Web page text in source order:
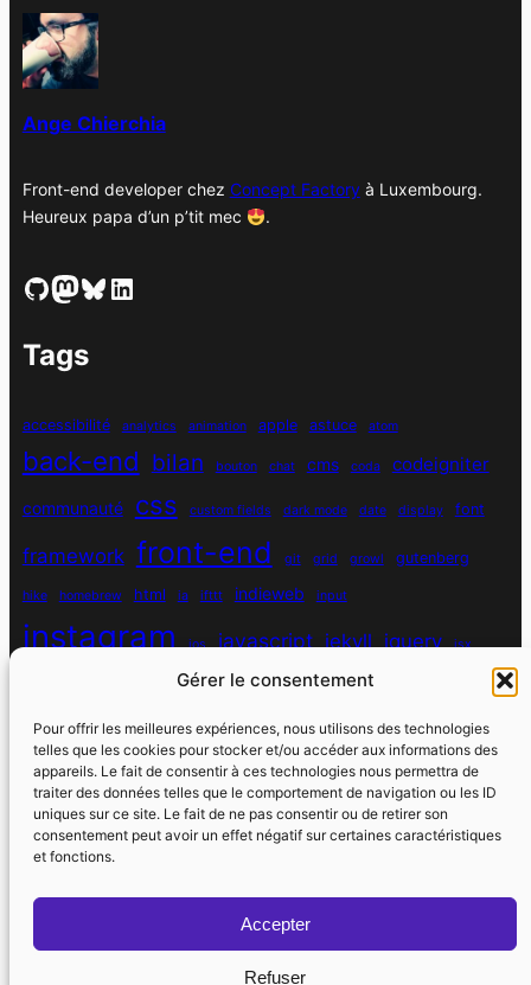
Gérer le consentement
Pour offrir les meilleures expériences, nous utilisons des technologies
telles que les cookies pour stocker et/ou accéder aux informations des
appareils. Le fait de consentir à ces technologies nous permettra de
traiter des données telles que le comportement de navigation ou les ID
uniques sur ce site. Le fait de ne pas consentir ou de retirer son
consentement peut avoir un effet négatif sur certaines caractéristiques
et fonctions.
Accepter
Refuser
e
s
Ange Chierchia
Front-end developer chez Concept Factoryà Luxembourg.
Heureux papa d’un p’tit mec
.
GitHub Mastodon Bluesky LinkedIn
Tags
accessibilité analytics animation apple astuce atom
back-end bilan bouton chat cms coda codeigniter
communauté css custom fields dark mode date display font
framework front-end git grid growl gutenberg
hike homebrew html ia ifttt indieweb input
instagram ios javascript jekyll jquery jsx
masonry media queries mysql navigation
personnel php pixel plugin print
programmation objet python quotes react regex responsive run
réseaux sociaux
sport spotify spécificité static site generator steve jobs
strava utile